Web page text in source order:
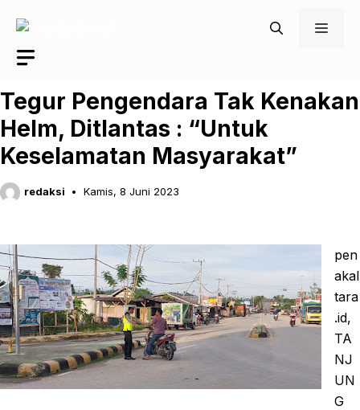
Tegur Pengendara Tak Kenakan
Helm, Ditlantas : “Untuk
Keselamatan Masyarakat”
redaksi Kamis, 8 Juni 2023
pen
akal
tara
.id,
TA
NJ
UN
G